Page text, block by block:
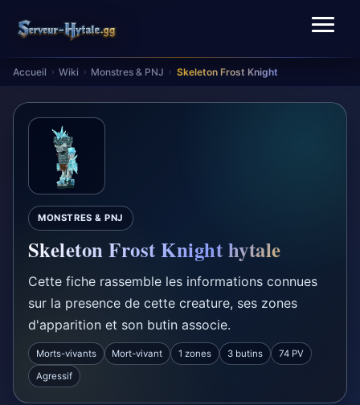
Accueil › Wiki › Monstres & PNJ › Skeleton Frost Knight
MONSTRES & PNJ
Skeleton Frost Knight hytale
Cette fiche rassemble les informations connues
sur la presence de cette creature, ses zones
d'apparition et son butin associe.
Morts-vivants Mort-vivant 1 zones 3 butins 74 PV
Agressif